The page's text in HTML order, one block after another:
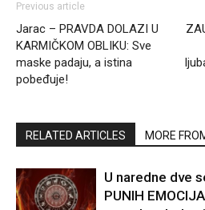
Previous article
Jarac – PRAVDA DOLAZI U
KARMIČKOM OBLIKU: Sve
maske padaju, a istina
pobeđuje!
RELATED ARTICLES MORE
U naredne dve
PUNIH